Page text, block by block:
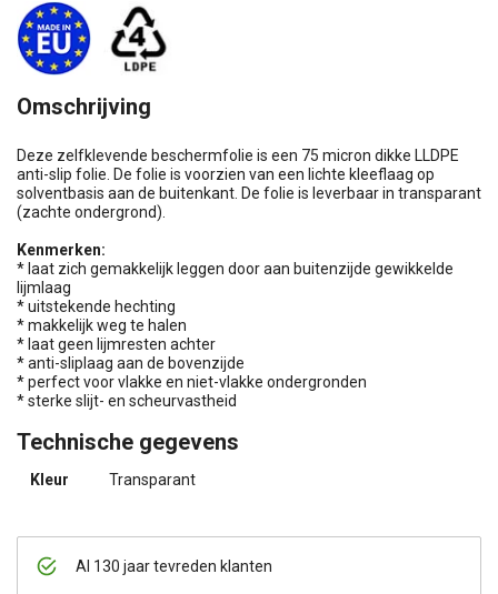
Al 130 jaar tevreden klanten
Omschrijving
Deze zelfklevende beschermfolie is een 75 micron dikke LLDPE
anti-slip folie. De folie is voorzien van een lichte kleeflaag op
solventbasis aan de buitenkant. De folie is leverbaar in transparant
(zachte ondergrond).
Kenmerken:
* laat zich gemakkelijk leggen door aan buitenzijde gewikkelde
lijmlaag
* uitstekende hechting
* makkelijk weg te halen
* laat geen lijmresten achter
* anti-sliplaag aan de bovenzijde
* perfect voor vlakke en niet-vlakke ondergronden
* sterke slijt- en scheurvastheid
Technische gegevens
Kleur Transparant